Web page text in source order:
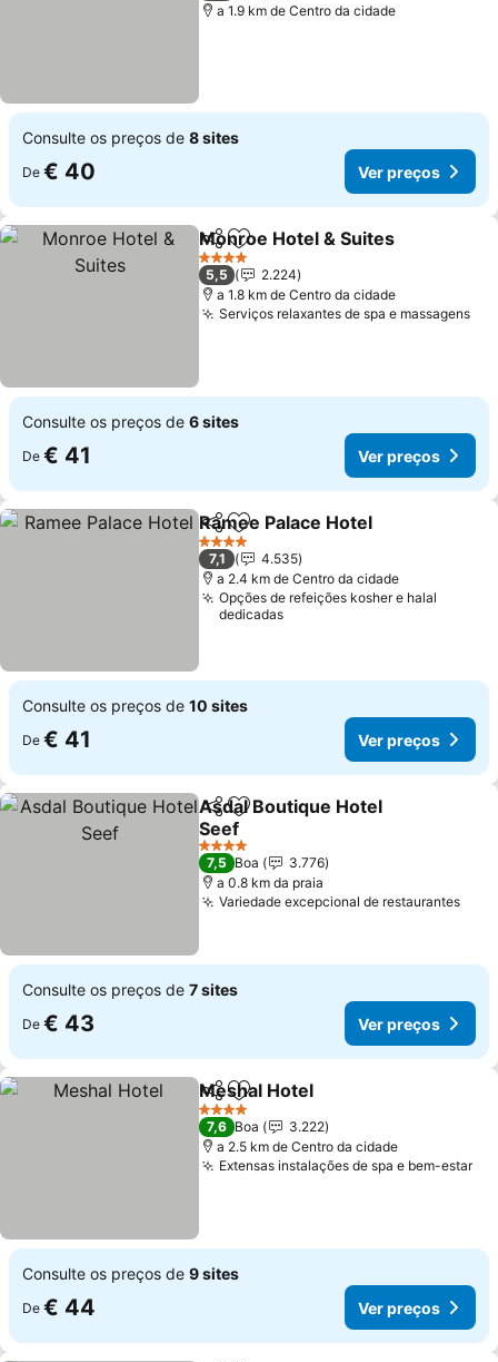
a 1.9 km de Centro da cidade
Consulte os preços de 8 sites
De € 40 Ver preços
PartilharAdicionar aos favoritos
Monroe Hotel & Suites
4 Estrelas
5,5
2.224
a 1.8 km de Centro da cidade
Serviços relaxantes de spa e massagens
Consulte os preços de 6 sites
De € 41 Ver preços
PartilharAdicionar aos favoritos
Ramee Palace Hotel
4 Estrelas
7,1
4.535
a 2.4 km de Centro da cidade
Opções de refeições kosher e halal
dedicadas
Consulte os preços de 10 sites
De € 41 Ver preços
PartilharAdicionar aos favoritos
Asdal Boutique Hotel
Seef
Ver preços
4 Estrelas
7,5 Boa
3.776
a 0.8 km da praia
Variedade excepcional de restaurantesVer
Consulte os preços de 7 sites
De € 43 Ver preços
PartilharAdicionar aos favoritos
Meshal Hotel
4 Estrelas
7,6 Boa
3.222
a 2.5 km de Centro da cidade
Extensas instalações de spa e bem-estar
Consulte os preços de 9 sites
De € 44 Ver preços